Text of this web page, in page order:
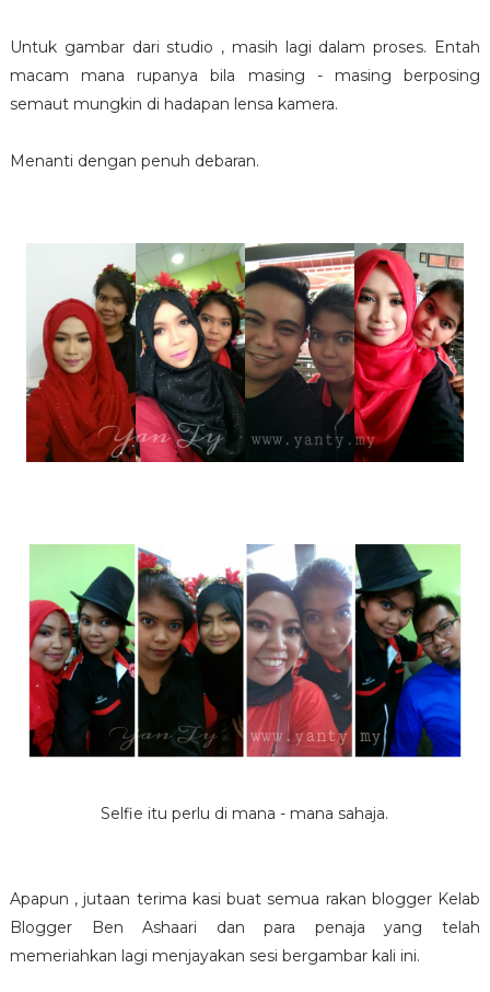
Untuk gambar dari studio , masih lagi dalam proses. Entah
macam mana rupanya bila masing - masing berposing
semaut mungkin di hadapan lensa kamera.
Menanti dengan penuh debaran.
Selfie itu perlu di mana - mana sahaja.
Apapun , jutaan terima kasi buat semua rakan blogger Kelab
Blogger Ben Ashaari dan para penaja yang telah
memeriahkan lagi menjayakan sesi bergambar kali ini.